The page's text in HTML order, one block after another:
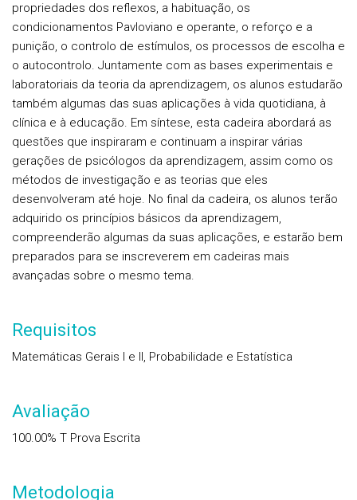
propriedades dos reflexos, a habituação, os
condicionamentos Pavloviano e operante, o reforço e a
punição, o controlo de estímulos, os processos de escolha e
o autocontrolo. Juntamente com as bases experimentais e
laboratoriais da teoria da aprendizagem, os alunos estudarão
também algumas das suas aplicações à vida quotidiana, à
clínica e à educação. Em síntese, esta cadeira abordará as
questões que inspiraram e continuam a inspirar várias
gerações de psicólogos da aprendizagem, assim como os
métodos de investigação e as teorias que eles
desenvolveram até hoje. No final da cadeira, os alunos terão
adquirido os princípios básicos da aprendizagem,
compreenderão algumas da suas aplicações, e estarão bem
preparados para se inscreverem em cadeiras mais
avançadas sobre o mesmo tema.
Requisitos
Matemáticas Gerais I e II, Probabilidade e Estatística
Avaliação
100.00% T Prova Escrita
Metodologia